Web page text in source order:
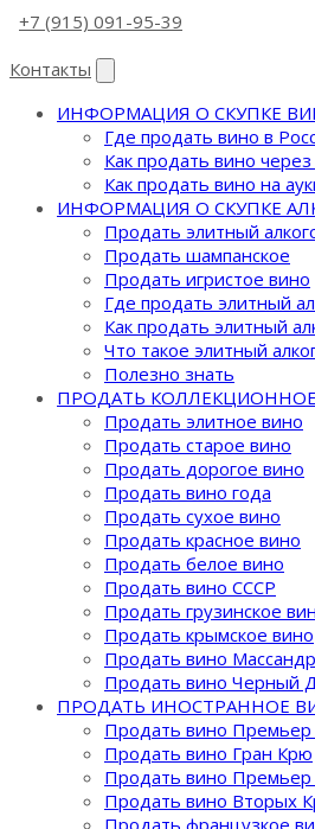
+7 (915) 091-95-39
Контакты
ИНФОРМАЦИЯ О СКУПКЕ
Где продать вино в
Как продать вино
Как продать вино на
ИНФОРМАЦИЯ О СКУПКЕ
Продать элитный
Продать шампанское
Продать игристое вино
Где продать элитный
Как продать элитный
Что такое элитный
Полезно знать
ПРОДАТЬ
Продать элитное вино
Продать старое вино
Продать дорогое вино
Продать вино года
Продать сухое вино
Продать красное вино
Продать белое вино
Продать вино СССР
Продать грузинское
Продать крымское вино
Продать вино
Продать вино Черный
ПРОДАТЬ ИНОСТРАННОЕ
Продать вино
Продать вино Гран Крю
Продать вино
Продать вино Вторых
Продать французкое